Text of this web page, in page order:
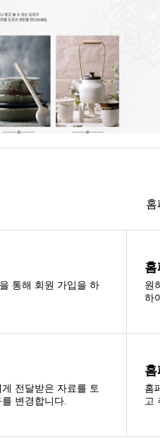
홈
통해 회원 가입을 하
원
하
전달받은 자료를 토
변경합니다.
홈
고